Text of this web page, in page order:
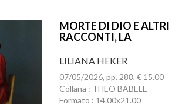
MORTE DI DIO E ALTRI
RACCONTI, LA
LILIANA HEKER
07/05/2026, pp. 288, € 15.00
Collana : THEO BABELE
Formato : 14.00x21.00